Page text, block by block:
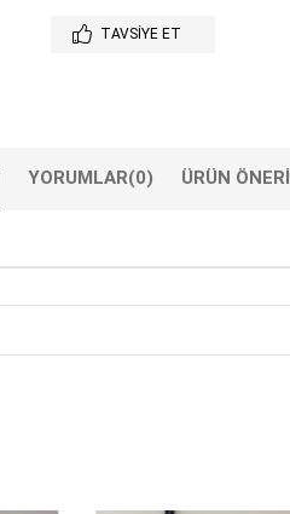
TAVSIYE ET
YORUMLAR(0) ÜRÜN